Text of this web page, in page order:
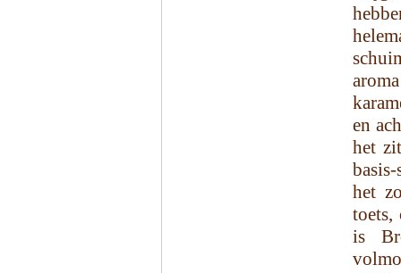
en
het
het
toets,
is